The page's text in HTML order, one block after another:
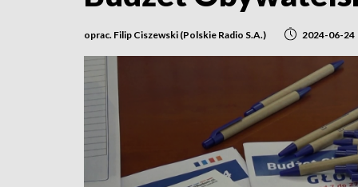
oprac. Filip Ciszewski (Polskie Radio S.A.) 2024-06-24